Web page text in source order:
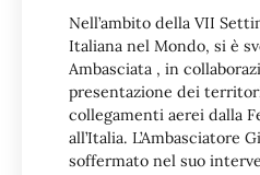
Nell’ambito della VII
Italiana nel Mondo, si è
Ambasciata , in
presentazione dei
collegamenti aerei dalla
all’Italia. L’Ambasciatore
soffermato nel suo